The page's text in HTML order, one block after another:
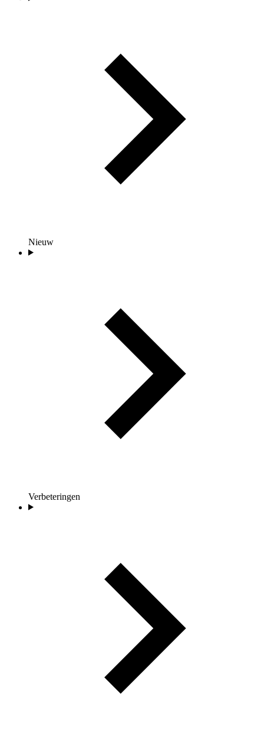
Nieuw
Verbeteringen